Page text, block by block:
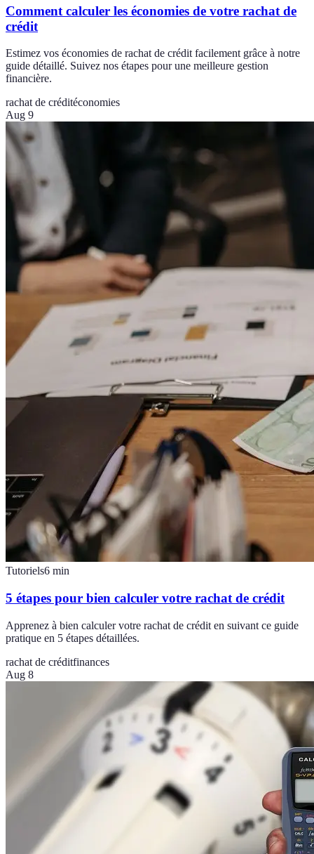
Comment calculer les économies de votre rachat de
crédit
Estimez vos économies de rachat de crédit facilement grâce à notre
guide détaillé. Suivez nos étapes pour une meilleure gestion
financière.
rachat de créditéconomies
Aug 9
Tutoriels6 min
5 étapes pour bien calculer votre rachat de crédit
Apprenez à bien calculer votre rachat de crédit en suivant ce guide
pratique en 5 étapes détaillées.
rachat de créditfinances
Aug 8